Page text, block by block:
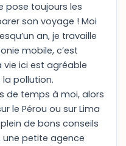
pose toujours les
son voyage ! Moi
an, je travaille
mobile, c’est
ici est agréable
la pollution.
de temps à moi, alors
le Pérou ou sur Lima
plein de bons conseils
une petite agence